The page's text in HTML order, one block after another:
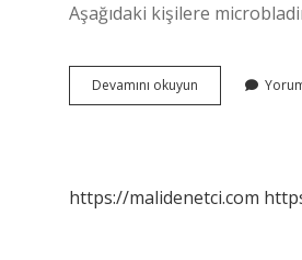
Aşağıdaki kişilere
Devamını okuyun
Kalıcı
https://malidenetci.com